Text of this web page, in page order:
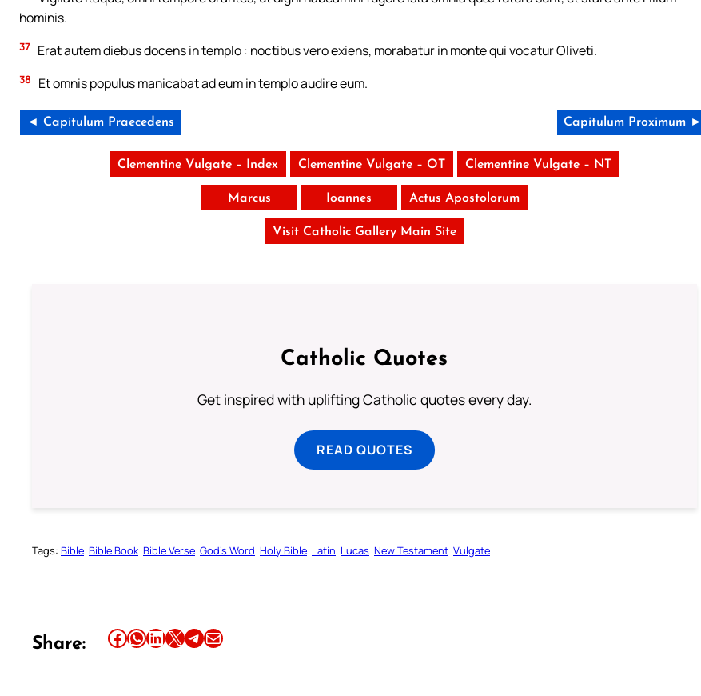
hominis.
37 Erat autem diebus docens in templo : noctibus vero exiens, morabatur in monte qui vocatur Oliveti.
38 Et omnis populus manicabat ad eum in templo audire eum.
◄ Capitulum Praecedens Capitulum Proximum ►
Clementine Vulgate – Index Clementine Vulgate – OT Clementine Vulgate – NT
Marcus Ioannes Actus Apostolorum
Visit Catholic Gallery Main Site
Catholic Quotes
Get inspired with uplifting Catholic quotes every day.
READ QUOTES
Tags: Bible Bible Book Bible Verse God’s Word Holy Bible Latin Lucas New Testament Vulgate
Share: Share this article on Facebook Share this article on WhatsApp Share this article on LinkedIn Share this article on X Share this article on TelegramEmail this Article